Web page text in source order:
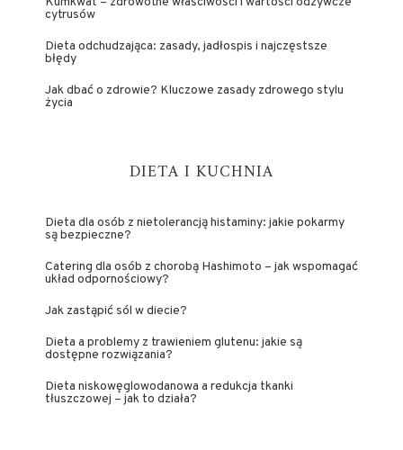
cytrusów
Dieta odchudzająca: zasady, jadłospis i najczęstsze
błędy
Jak dbać o zdrowie? Kluczowe zasady zdrowego stylu
życia
DIETA I KUCHNIA
Dieta dla osób z nietolerancją histaminy: jakie pokarmy
są bezpieczne?
Catering dla osób z chorobą Hashimoto – jak wspomagać
układ odpornościowy?
Jak zastąpić sól w diecie?
Dieta a problemy z trawieniem glutenu: jakie są
dostępne rozwiązania?
Dieta niskowęglowodanowa a redukcja tkanki
tłuszczowej – jak to działa?